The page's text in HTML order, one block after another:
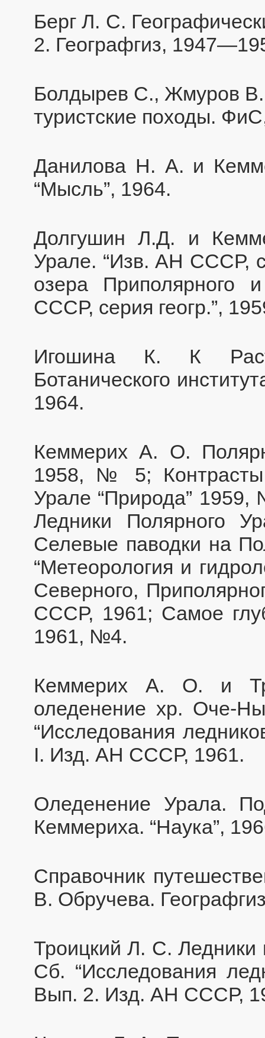
Берг Л. С.
2. Географгиз,
Болдырев С., Жмуров
туристские походы.
Данилова Н. А. и
“Мысль”, 1964.
Долгушин Л.Д. и
Урале. “Изв. АН СССР,
озера Приполярного
СССР, серия геогр.”,
Игошина К. К
Ботанического
1964.
Кеммерих А. О.
1958, № 5; Контрасты
Урале “Природа”
Ледники Полярного
Селевые паводки на
“Метеорология и
Северного,
СССР, 1961; Самое
1961, №4.
Кеммерих А. О. и
оледенение хр. Оче-
“Исследования
I. Изд. АН СССР, 1961.
Оледенение Урала.
Кеммериха. “Наука”,
Справочник
В. Обручева.
Троицкий Л. С.
Сб. “Исследования
Вып. 2. Изд. АН СССР,